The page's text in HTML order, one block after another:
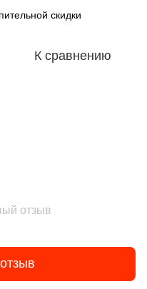
скидки
К сравнению
отзыв